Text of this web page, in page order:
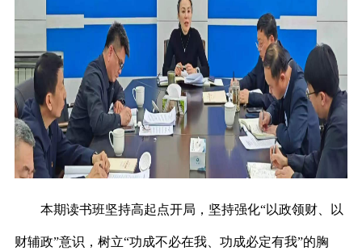
本期读书班坚持高起点开局，坚持强化“以政领财、以
财辅政”意识，树立“功成不必在我、功成必定有我”的胸